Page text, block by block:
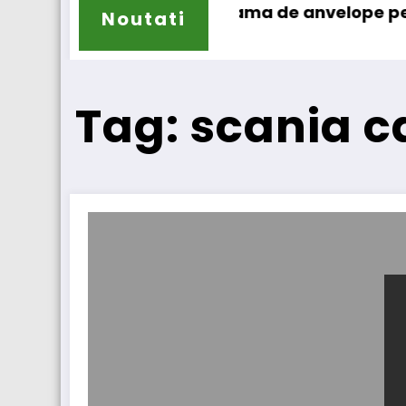
Noutati
extinde gama de anvelope pentru camioane
Lars
Tag: scania